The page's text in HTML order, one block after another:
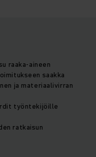
raaka-aineen
saakka
ja materiaalivirran
työntekijöille
ratkaisun